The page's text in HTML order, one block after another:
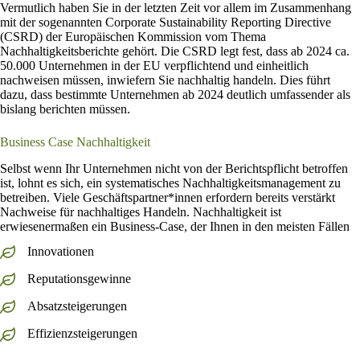
Vermutlich haben Sie in der letzten Zeit vor allem im Zusammenhang
mit der sogenannten Corporate Sustainability Reporting Directive
(CSRD) der Europäischen Kommission vom Thema
Nachhaltigkeitsberichte gehört. Die CSRD legt fest, dass ab 2024 ca.
50.000 Unternehmen in der EU verpflichtend und einheitlich
nachweisen müssen, inwiefern Sie nachhaltig handeln. Dies führt
dazu, dass bestimmte Unternehmen ab 2024 deutlich umfassender als
bislang berichten müssen.
Business Case Nachhaltigkeit
Selbst wenn Ihr Unternehmen nicht von der Berichtspflicht betroffen
ist, lohnt es sich, ein systematisches Nachhaltigkeitsmanagement zu
betreiben. Viele Geschäftspartner*innen erfordern bereits verstärkt
Nachweise für nachhaltiges Handeln. Nachhaltigkeit ist
erwiesenermaßen ein Business-Case, der Ihnen in den meisten Fällen
Innovationen
Reputationsgewinne
Absatzsteigerungen
Effizienzsteigerungen